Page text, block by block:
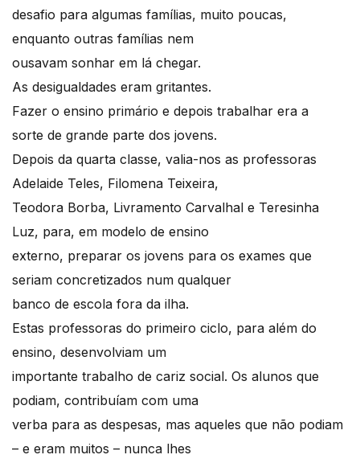
desafio para algumas famílias, muito poucas,
enquanto outras famílias nem
ousavam sonhar em lá chegar.
As desigualdades eram gritantes.
Fazer o ensino primário e depois trabalhar era a
sorte de grande parte dos jovens.
Depois da quarta classe, valia-nos as professoras
Adelaide Teles, Filomena Teixeira,
Teodora Borba, Livramento Carvalhal e Teresinha
Luz, para, em modelo de ensino
externo, preparar os jovens para os exames que
seriam concretizados num qualquer
banco de escola fora da ilha.
Estas professoras do primeiro ciclo, para além do
ensino, desenvolviam um
importante trabalho de cariz social. Os alunos que
podiam, contribuíam com uma
verba para as despesas, mas aqueles que não podiam
– e eram muitos – nunca lhes